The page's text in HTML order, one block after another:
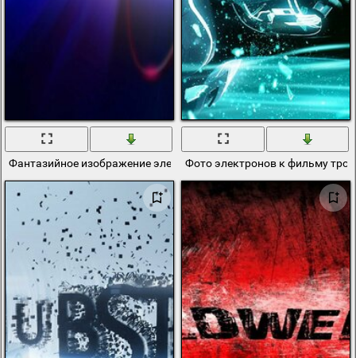
Фантазийное изображение электронов вокруг орбиты
Фото электронов к фильму трон